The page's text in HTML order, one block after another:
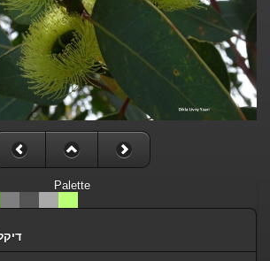
Palette